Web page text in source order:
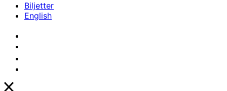
Biljetter
English